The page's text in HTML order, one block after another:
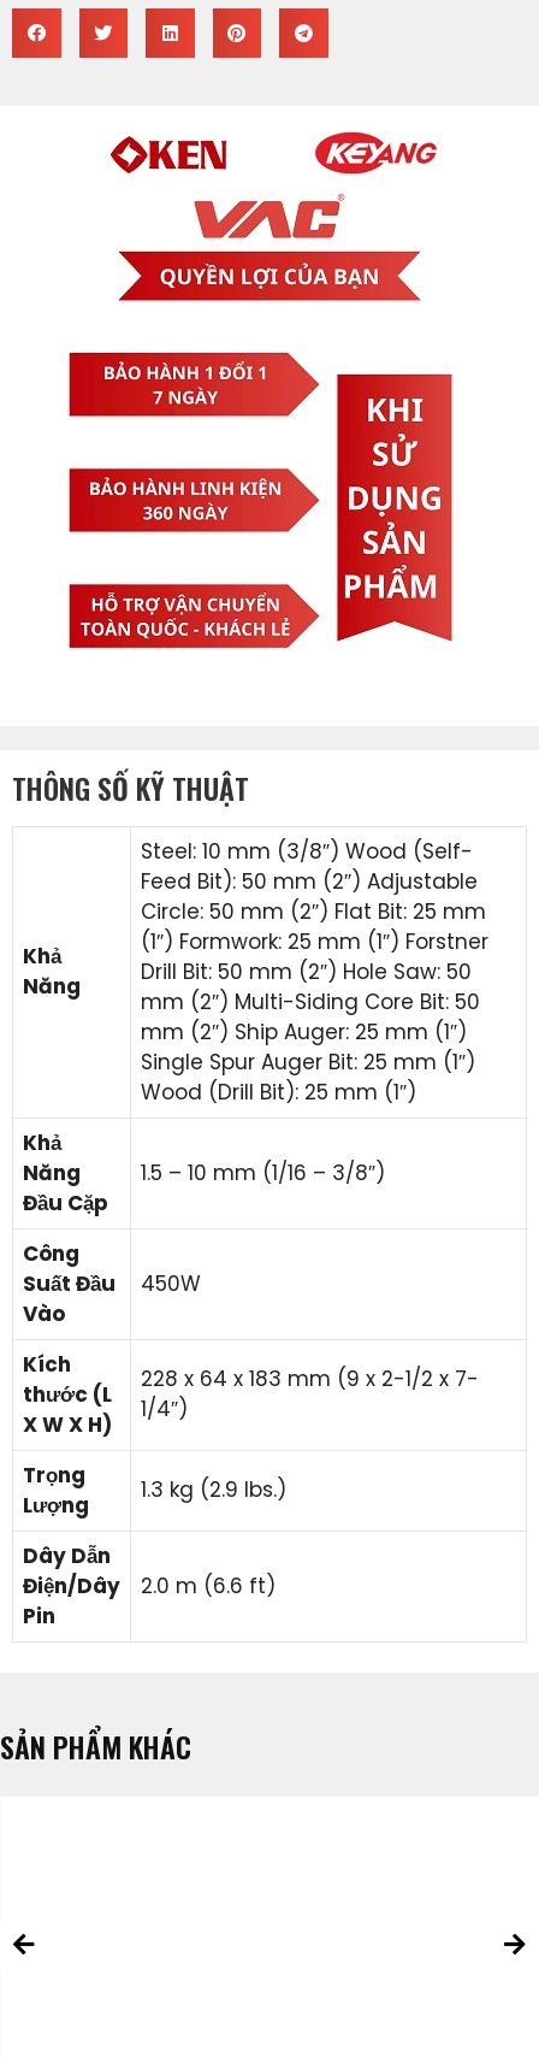
THÔNG SỐ KỸ THUẬT
Khả
Năng
Steel: 10 mm (3/8″) Wood (Self-
Feed Bit): 50 mm (2″) Adjustable
Circle: 50 mm (2″) Flat Bit: 25 mm
(1″) Formwork: 25 mm (1″) Forstner
Drill Bit: 50 mm (2″) Hole Saw: 50
mm (2″) Multi-Siding Core Bit: 50
mm (2″) Ship Auger: 25 mm (1″)
Single Spur Auger Bit: 25 mm (1″)
Wood (Drill Bit): 25 mm (1″)
Khả
Năng
Đầu Cặp
1.5 – 10 mm (1/16 – 3/8″)
Công
Suất Đầu
Vào
450W
Kích
thước (L
X W X H)
228 x 64 x 183 mm (9 x 2-1/2 x 7-
1/4″)
Trọng
Lượng
1.3 kg (2.9 lbs.)
Dây Dẫn
Điện/Dây
Pin
2.0 m (6.6 ft)
SẢN PHẨM KHÁC